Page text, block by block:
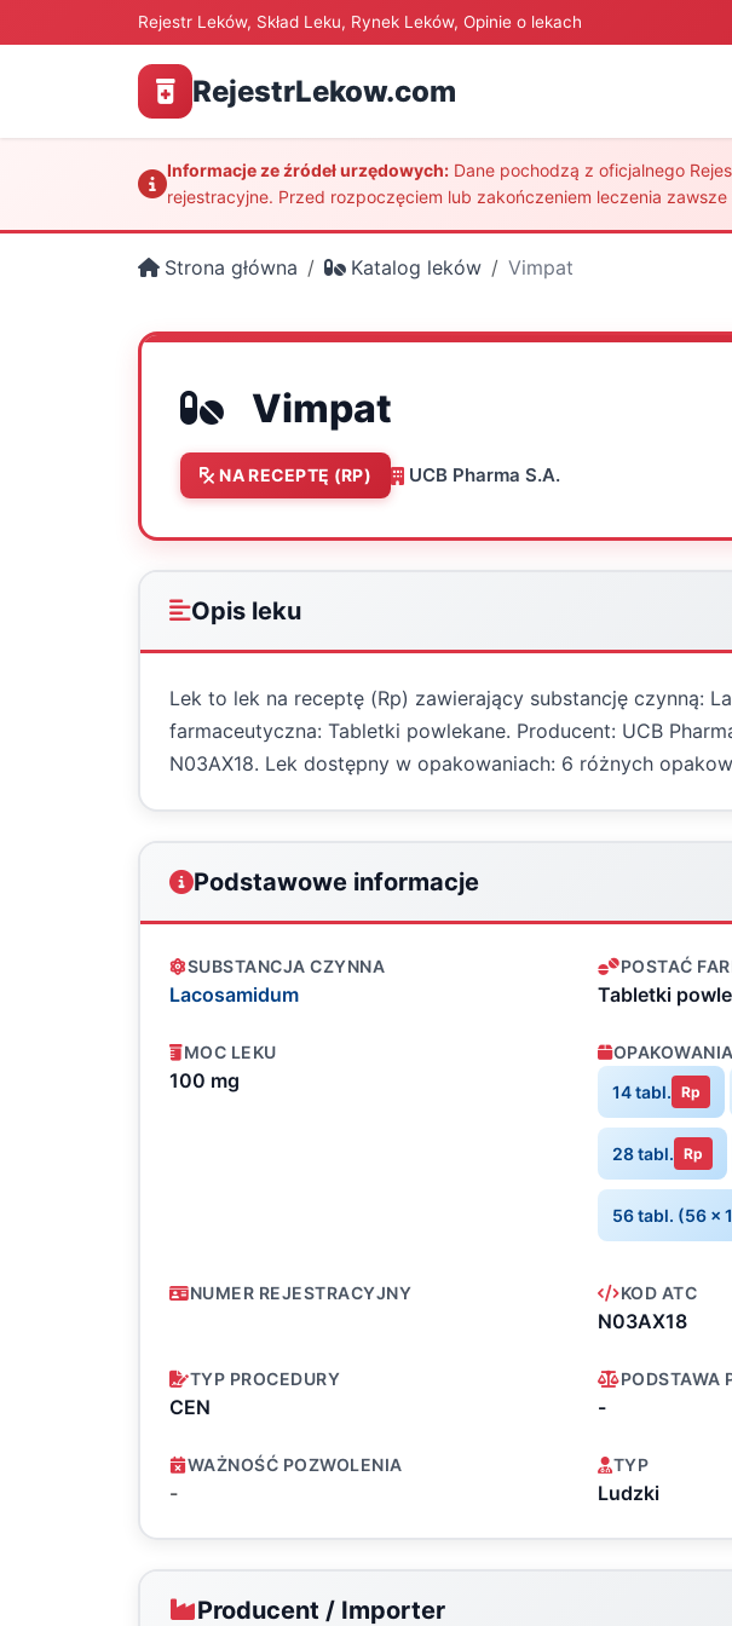
Rejestr Leków, Skład Leku, Rynek Leków, Opinie o lekach
RejestrLekow.com
Informacje ze źródeł urzędowych: Dane pochodzą z oficjalnego
rejestracyjne. Przed rozpoczęciem lub zakończeniem leczenia
Strona główna Katalog leków Vimpat
Vimpat
NA RECEPTĘ (RP) UCB Pharma S.A.
Opis leku
Lek to lek na receptę (Rp) zawierający substancję czynną:
farmaceutyczna: Tabletki powlekane. Producent: UCB
N03AX18. Lek dostępny w opakowaniach: 6 różnych
Podstawowe informacje
SUBSTANCJA CZYNNA
Lacosamidum
POSTAĆ
Tabletki
MOC LEKU
100 mg
OPAKOWANIA
14 tabl. Rp
28 tabl. Rp
56 tabl. (56 x
NUMER REJESTRACYJNY KOD ATC
N03AX18
TYP PROCEDURY
CEN
PODSTAWA
-
WAŻNOŚĆ POZWOLENIA
-
TYP
Ludzki
Producent / Importer